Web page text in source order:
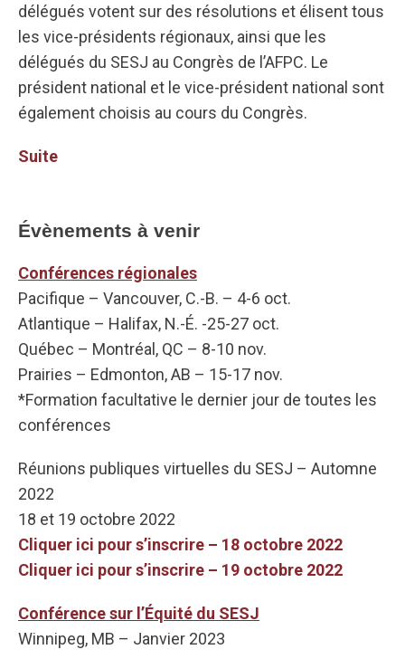
délégués votent sur des résolutions et élisent tous
les vice-présidents régionaux, ainsi que les
délégués du SESJ au Congrès de l’AFPC. Le
président national et le vice-président national sont
également choisis au cours du Congrès.
Suite
Évènements à venir
Conférences régionales
Pacifique – Vancouver, C.-B. – 4-6 oct.
Atlantique – Halifax, N.-É. -25-27 oct.
Québec – Montréal, QC – 8-10 nov.
Prairies – Edmonton, AB – 15-17 nov.
*Formation facultative le dernier jour de toutes les
conférences
Réunions publiques virtuelles du SESJ – Automne
2022
18 et 19 octobre 2022
Cliquer ici pour s’inscrire – 18 octobre 2022
Cliquer ici pour s’inscrire – 19 octobre 2022
Conférence sur l’Équité du SESJ
Winnipeg, MB – Janvier 2023